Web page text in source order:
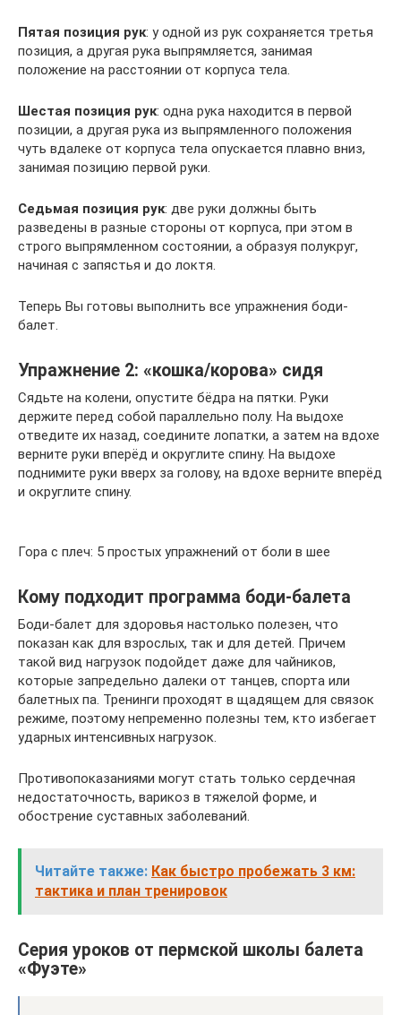
Пятая позиция рук: у одной из рук сохраняется третья
позиция, а другая рука выпрямляется, занимая
положение на расстоянии от корпуса тела.
Шестая позиция рук: одна рука находится в первой
позиции, а другая рука из выпрямленного положения
чуть вдалеке от корпуса тела опускается плавно вниз,
занимая позицию первой руки.
Седьмая позиция рук: две руки должны быть
разведены в разные стороны от корпуса, при этом в
строго выпрямленном состоянии, а образуя полукруг,
начиная с запястья и до локтя.
Теперь Вы готовы выполнить все упражнения боди-
балет.
Упражнение 2: «кошка/корова» сидя
Сядьте на колени, опустите бёдра на пятки. Руки
держите перед собой параллельно полу. На выдохе
отведите их назад, соедините лопатки, а затем на вдохе
верните руки вперёд и округлите спину. На выдохе
поднимите руки вверх за голову, на вдохе верните вперёд
и округлите спину.
Гора с плеч: 5 простых упражнений от боли в шее
Кому подходит программа боди-балета
Боди-балет для здоровья настолько полезен, что
показан как для взрослых, так и для детей. Причем
такой вид нагрузок подойдет даже для чайников,
которые запредельно далеки от танцев, спорта или
балетных па. Тренинги проходят в щадящем для связок
режиме, поэтому непременно полезны тем, кто избегает
ударных интенсивных нагрузок.
Противопоказаниями могут стать только сердечная
недостаточность, варикоз в тяжелой форме, и
обострение суставных заболеваний.
Читайте также: Как быстро пробежать 3 км:
тактика и план тренировок
Серия уроков от пермской школы балета
«Фуэте»